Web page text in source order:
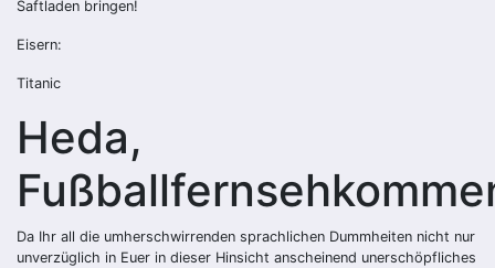
Saftladen bringen!
Eisern:
Titanic
Heda,
Da Ihr all die umherschwirrenden sprachlichen Dummheiten nicht nur
unverzüglich in Euer in dieser Hinsicht anscheinend unerschöpfliches